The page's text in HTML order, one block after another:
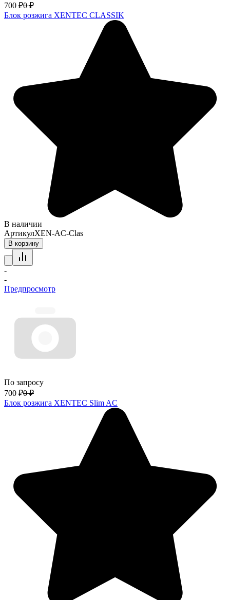
700 ₽0 ₽
Блок розжига XENTEC CLASSIK
В наличии
АртикулXEN-AC-Clas
В корзину
-
-
Предпросмотр
По запросу
700 ₽0 ₽
Блок розжига XENTEC Slim AC